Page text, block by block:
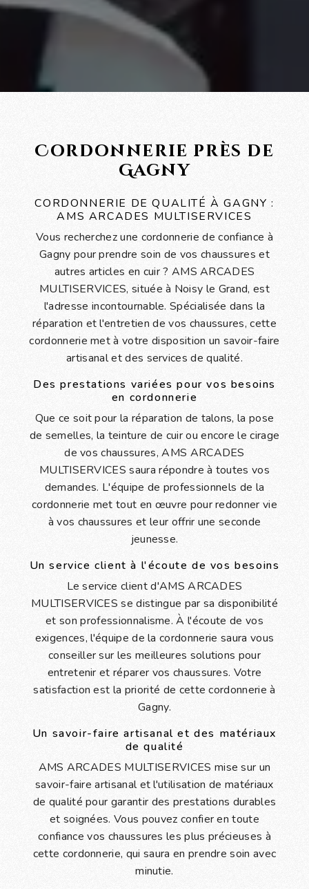
Cordonnerie près de
Gagny
CORDONNERIE DE QUALITÉ À GAGNY :
AMS ARCADES MULTISERVICES
Vous recherchez une cordonnerie de confiance à
Gagny pour prendre soin de vos chaussures et
autres articles en cuir ? AMS ARCADES
MULTISERVICES, située à Noisy le Grand, est
l'adresse incontournable. Spécialisée dans la
réparation et l'entretien de vos chaussures, cette
cordonnerie met à votre disposition un savoir-faire
artisanal et des services de qualité.
Des prestations variées pour vos besoins
en cordonnerie
Que ce soit pour la réparation de talons, la pose
de semelles, la teinture de cuir ou encore le cirage
de vos chaussures, AMS ARCADES
MULTISERVICES saura répondre à toutes vos
demandes. L'équipe de professionnels de la
cordonnerie met tout en œuvre pour redonner vie
à vos chaussures et leur offrir une seconde
jeunesse.
Un service client à l'écoute de vos besoins
Le service client d'AMS ARCADES
MULTISERVICES se distingue par sa disponibilité
et son professionnalisme. À l'écoute de vos
exigences, l'équipe de la cordonnerie saura vous
conseiller sur les meilleures solutions pour
entretenir et réparer vos chaussures. Votre
satisfaction est la priorité de cette cordonnerie à
Gagny.
Un savoir-faire artisanal et des matériaux
de qualité
AMS ARCADES MULTISERVICES mise sur un
savoir-faire artisanal et l'utilisation de matériaux
de qualité pour garantir des prestations durables
et soignées. Vous pouvez confier en toute
confiance vos chaussures les plus précieuses à
cette cordonnerie, qui saura en prendre soin avec
minutie.